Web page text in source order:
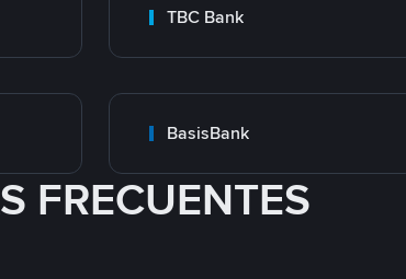
TBC Bank
BasisBank
FRECUENTES